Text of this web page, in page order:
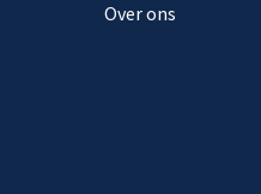
Over ons